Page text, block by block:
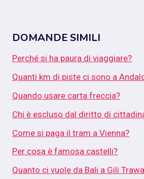
DOMANDE SIMILI
Perché si ha paura di viaggiare?
Quanti km di piste ci sono a
Quando usare carta freccia?
Chi è escluso dal diritto di
Come si paga il tram a Vienna?
Per cosa è famosa castelli?
Quanto ci vuole da Bali a Gili